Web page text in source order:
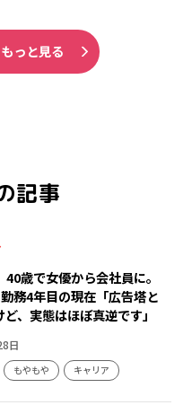
っと見る
記事
40歳で女優から会社員に。
務4年目の現在「広告塔と
、実態はほぼ真逆です」
日
もやもや キャリア